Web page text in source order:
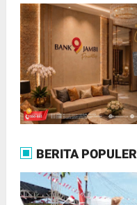
BERITA POPULER